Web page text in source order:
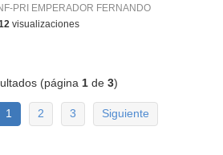
PRI EMPERADOR FERNANDO
visualizaciones
(página 1 de3)
1 2 3 Siguiente